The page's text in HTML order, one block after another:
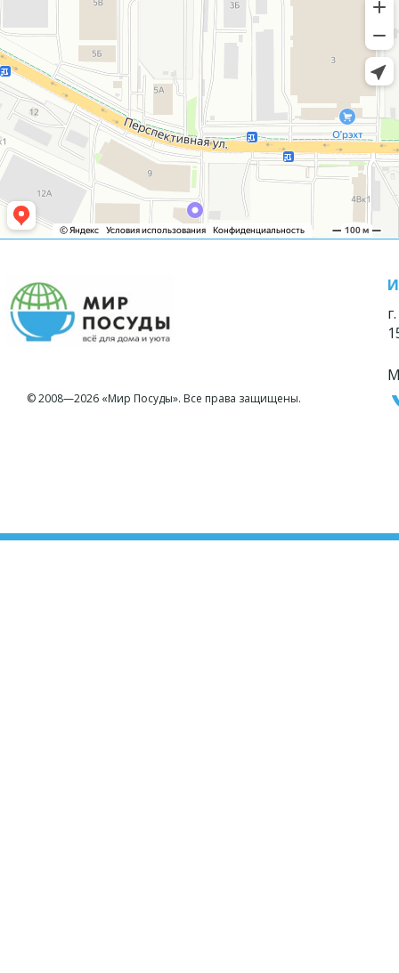
© 2008—2026 «Мир Посуды». Все права защищены.